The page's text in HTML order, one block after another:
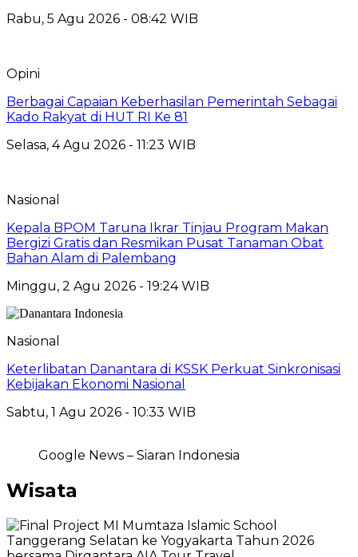
Rabu, 5 Agu 2026 - 08:42 WIB
Opini
Berbagai Capaian Keberhasilan Pemerintah Sebagai
Kado Rakyat di HUT RI Ke 81
Selasa, 4 Agu 2026 - 11:23 WIB
Nasional
Kepala BPOM Taruna Ikrar Tinjau Program Makan
Bergizi Gratis dan Resmikan Pusat Tanaman Obat
Bahan Alam di Palembang
Minggu, 2 Agu 2026 - 19:24 WIB
Nasional
Keterlibatan Danantara di KSSK Perkuat Sinkronisasi
Kebijakan Ekonomi Nasional
Sabtu, 1 Agu 2026 - 10:33 WIB
Google News – Siaran Indonesia
Wisata